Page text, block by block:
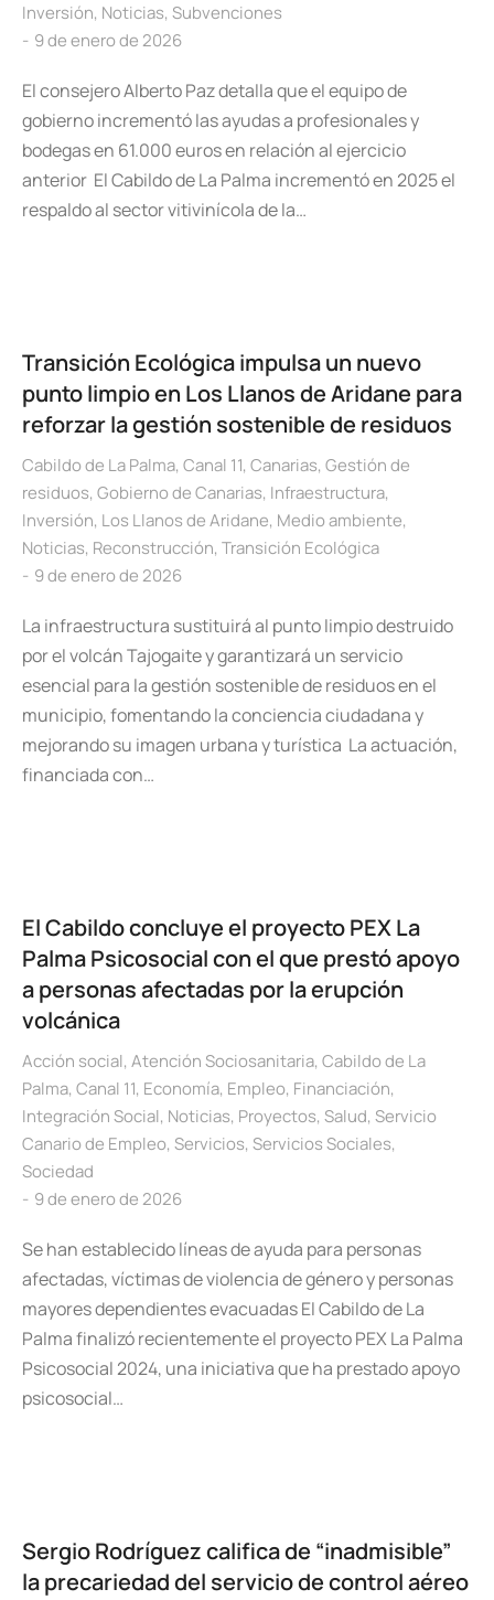
Inversión, Noticias, Subvenciones
9 de enero de 2026
El consejero Alberto Paz detalla que el equipo de
gobierno incrementó las ayudas a profesionales y
bodegas en 61.000 euros en relación al ejercicio
anterior El Cabildo de La Palma incrementó en 2025 el
respaldo al sector vitivinícola de la…
Transición Ecológica impulsa un nuevo
punto limpio en Los Llanos de Aridane para
reforzar la gestión sostenible de residuos
Cabildo de La Palma, Canal 11, Canarias, Gestión de
residuos, Gobierno de Canarias, Infraestructura,
Inversión, Los Llanos de Aridane, Medio ambiente,
Noticias, Reconstrucción, Transición Ecológica
9 de enero de 2026
La infraestructura sustituirá al punto limpio destruido
por el volcán Tajogaite y garantizará un servicio
esencial para la gestión sostenible de residuos en el
municipio, fomentando la conciencia ciudadana y
mejorando su imagen urbana y turística La actuación,
financiada con…
El Cabildo concluye el proyecto PEX La
Palma Psicosocial con el que prestó apoyo
a personas afectadas por la erupción
volcánica
Acción social, Atención Sociosanitaria, Cabildo de La
Palma, Canal 11, Economía, Empleo, Financiación,
Integración Social, Noticias, Proyectos, Salud, Servicio
Canario de Empleo, Servicios, Servicios Sociales,
Sociedad
9 de enero de 2026
Se han establecido líneas de ayuda para personas
afectadas, víctimas de violencia de género y personas
mayores dependientes evacuadas El Cabildo de La
Palma finalizó recientemente el proyecto PEX La Palma
Psicosocial 2024, una iniciativa que ha prestado apoyo
psicosocial…
Sergio Rodríguez califica de “inadmisible”
la precariedad del servicio de control aéreo